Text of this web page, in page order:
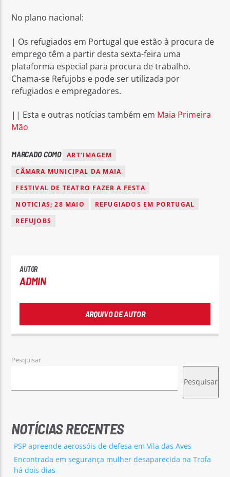
No plano nacional:
| Os refugiados em Portugal que estão à procura de
emprego têm a partir desta sexta-feira uma
plataforma especial para procura de trabalho.
Chama-se Refujobs e pode ser utilizada por
refugiados e empregadores.
|| Esta e outras notícias também em Maia Primeira
Mão
MARCADO COMO
ART’IMAGEM
CÂMARA MUNICIPAL DA MAIA
FESTIVAL DE TEATRO FAZER A FESTA
NOTICIAS; 28 MAIO
REFUGIADOS EM PORTUGAL
REFUJOBS
AUTOR
ADMIN
ARQUIVO DE AUTOR
Pesquisar
Pesquisar
NOTÍCIAS RECENTES
PSP apreende aerossóis de defesa em Vila das Aves
Encontrada em segurança mulher desaparecida na Trofa
há dois dias